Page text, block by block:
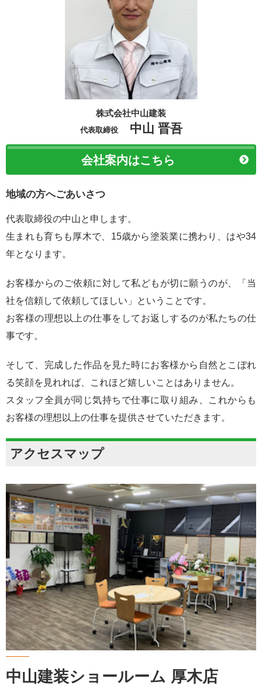
株式会社中山建装
代表取締役 中山 晋吾
会社案内はこちら
地域の方へごあいさつ
代表取締役の中山と申します。
生まれも育ちも厚木で、15歳から塗装業に携わり、はや34
年となります。
お客様からのご依頼に対して私どもが切に願うのが、「当
社を信頼して依頼してほしい」ということです。
お客様の理想以上の仕事をしてお返しするのが私たちの仕
事です。
そして、完成した作品を見た時にお客様から自然とこぼれ
る笑顔を見れれば、これほど嬉しいことはありません。
スタッフ全員が同じ気持ちで仕事に取り組み、これからも
お客様の理想以上の仕事を提供させていただきます。
アクセスマップ
中山建装ショールーム 厚木店